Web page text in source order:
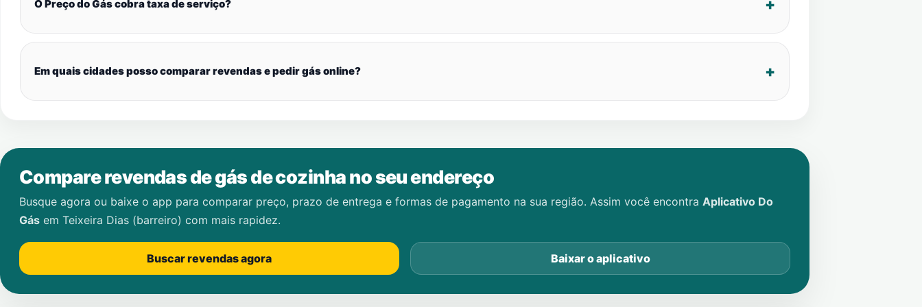
O Preço do Gás cobra taxa de serviço?
Em quais cidades posso comparar revendas e pedir gás online?
Compare revendas de gás de cozinha no seu endereço
Busque agora ou baixe o app para comparar preço, prazo de entrega e formas de pagamento na sua região. Assim você encontra Aplicativo Do
Gás em Teixeira Dias (barreiro) com mais rapidez.
Buscar revendas agora Baixar o aplicativo